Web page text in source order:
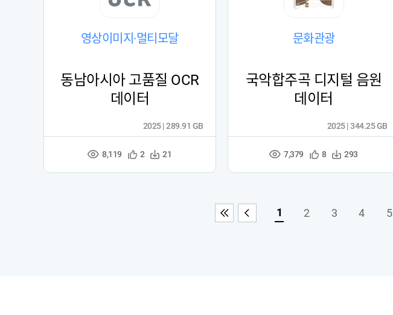
영상이미지·멀티모달
동남아시아 고품질 OCR
데이터
조
수
8,119
관
등
2
다
수
21
2025 | 289.91 GB
문화관광
국악합주곡 디지털 음원
데이터
조
수
7,379
관
등
8
다
수
293
2025 | 344.25 GB
처음 이전 1 2 3 4 5